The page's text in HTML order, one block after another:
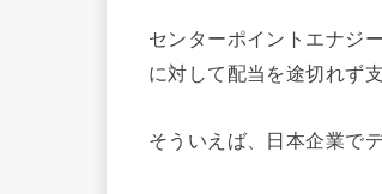
センターポイントエナジ
に対して配当を途切れず
そういえば、日本企業で